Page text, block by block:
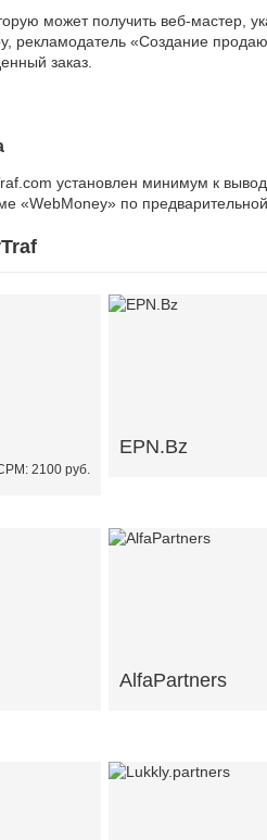
может получить веб-мастер,
рекламодатель «Создание
заказ.
установлен минимум к
«WebMoney» по предварительной
2100 руб.
EPN.Bz
AlfaPartners